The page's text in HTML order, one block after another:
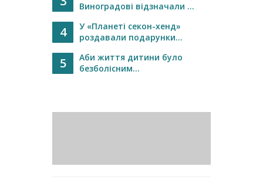
Виноградові відзначали ...
4
У «Планеті секон-хенд»
роздавали подарунки...
5
Аби життя дитини було
безболісним...